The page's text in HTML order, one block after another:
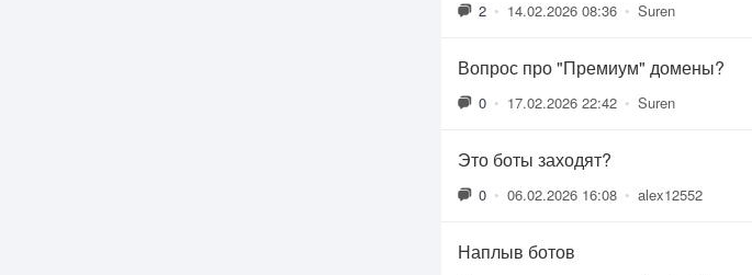
2 • 14.02.2026 08:36 • Suren
Вопрос про "Премиум" домены?
0 • 17.02.2026 22:42 • Suren
Это боты заходят?
0 • 06.02.2026 16:08 • alex12552
Наплыв ботов